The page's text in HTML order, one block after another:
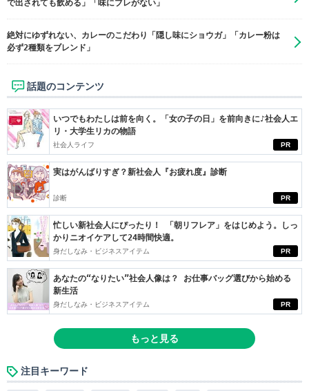
で出されても飲める」「味にブレがない」
絶対にゆずれない、カレーのこだわり「隠し味にショウガ」「カレー粉は
必ず2種類をブレンド」
話題のコンテンツ
PR
いつでもわたしは前を向く。「女の子の日」を前向きに♪社会人エ
リ・大学生リカの物語
社会人ライフ
PR
実はがんばりすぎ？新社会人『お疲れ度』診断
診断
PR
忙しい新社会人にぴったり！ 「朝リフレア」をはじめよう。しっ
かりニオイケアして24時間快適。
身だしなみ・ビジネスアイテム
PR
あなたの“なりたい”社会人像は？ お仕事バッグ選びから始める
新生活
身だしなみ・ビジネスアイテム
もっと見る
注目キーワード